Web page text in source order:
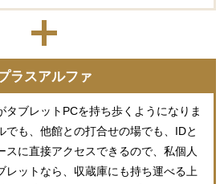
ラスアルファ
タブレットPCを持ち歩くようになりま
でも、他館との打合せの場でも、IDと
スに直接アクセスできるので、私個人
レットなら、収蔵庫にも持ち運べる上